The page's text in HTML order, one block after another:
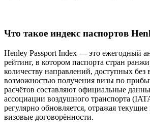
Что такое индекс паспортов
Henley Passport Index — это ежегодный
рейтинг, в котором паспорта стран
количеству направлений, доступных без
возможностью получения визы по
расчётов составляют официальные
ассоциации воздушного транспорта
регулярно обновляется, отражая
визовые договорённости.